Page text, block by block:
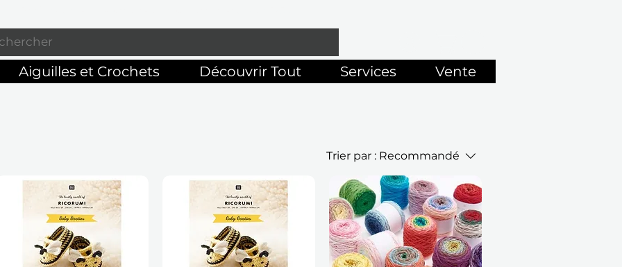
Aiguilles et Crochets Découvrir Tout Services Vente
Trier par : Recommandé